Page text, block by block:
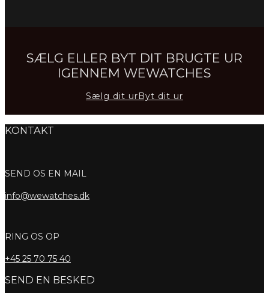
SÆLG ELLER BYT DIT BRUGTE UR
IGENNEM WEWATCHES
Sælg dit urByt dit ur
KONTAKT
SEND OS EN MAIL
info@wewatches.dk
RING OS OP
+45 25 70 75 40
SEND EN BESKED